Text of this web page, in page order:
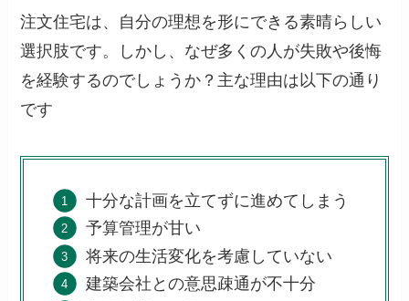
注文住宅は、自分の理想を形にできる素晴らしい
選択肢です。しかし、なぜ多くの人が失敗や後悔
を経験するのでしょうか？主な理由は以下の通り
です
十分な計画を立てずに進めてしまう
予算管理が甘い
将来の生活変化を考慮していない
建築会社との意思疎通が不十分